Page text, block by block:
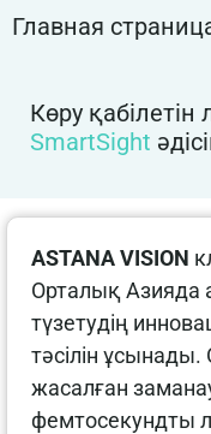
Главная
Көру қабілетін
SmartSight
ASTANA VISION
Орталық Азияда
түзетудің
тәсілін
жасалған
фемтосекундты